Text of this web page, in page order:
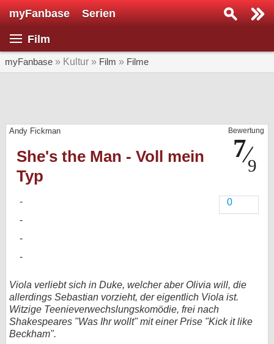
myFanbase Serien
Film
myFanbase » Kultur » Film » Filme
Bewertung
Andy Fickman
She's the Man - Voll mein
Typ
0
Viola verliebt sich in Duke, welcher aber Olivia will, die
allerdings Sebastian vorzieht, der eigentlich Viola ist.
Witzige Teenieverwechslungskomödie, frei nach
Shakespeares "Was Ihr wollt" mit einer Prise "Kick it like
Beckham".
Serie suchen...
SERIEN
Veranstaltungen
bei X
bei Facebook